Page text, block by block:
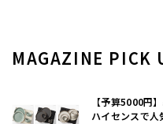
MAGAZINE PICK
【予算5000円
ハイセンスで